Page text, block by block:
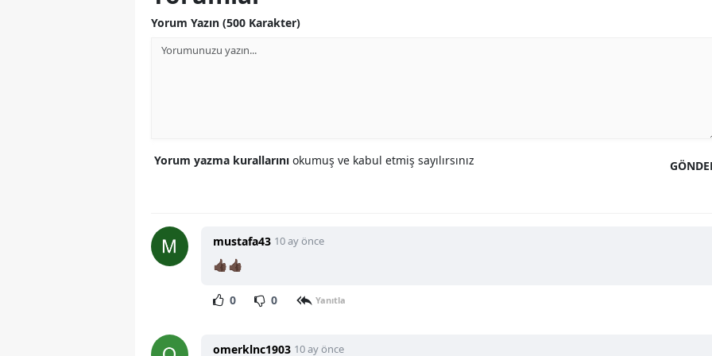
Yorum Yazın (500 Karakter)
Yorum yazma kurallarını okumuş ve kabul etmiş sayılırsınız
mustafa43 10 ay önce
👍🏿👍🏿
0 0 Yanıtla
omerklnc1903 10 ay önce